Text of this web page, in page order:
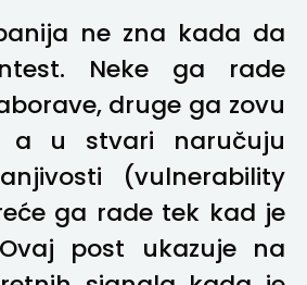
ne zna kada da
Neke ga rade
druge ga zovu
a u stvari naručuju
(vulnerability
ga rade tek kad je
post ukazuje na